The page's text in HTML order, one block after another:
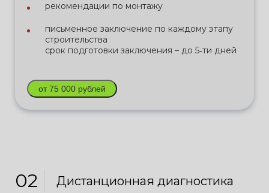
рекомендации по монтажу
письменное заключение по каждому этапу
строительства
срок подготовки заключения – до 5‑ти дней
от 75 000 рублей
02 Дистанционная диагностика